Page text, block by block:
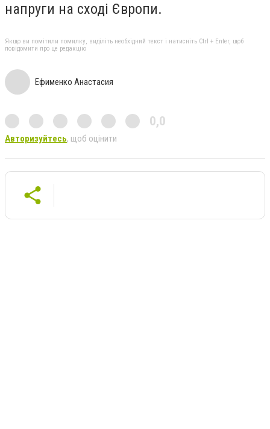
напруги на сході Європи.
Якщо ви помітили помилку, виділіть необхідний текст і натисніть Ctrl + Enter, щоб
повідомити про це редакцію
Ефименко Анастасия
0,0
Авторизуйтесь, щоб оцінити